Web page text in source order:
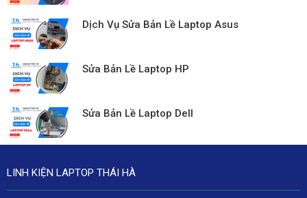
Dịch Vụ Sửa Bản Lề Laptop Asus
Sửa Bản Lề Laptop HP
Sửa Bản Lề Laptop Dell
LINH KIỆN LAPTOP THÁI HÀ